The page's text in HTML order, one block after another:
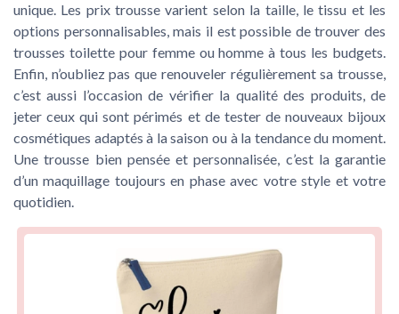
unique. Les prix trousse varient selon la taille, le tissu et les
options personnalisables, mais il est possible de trouver des
trousses toilette pour femme ou homme à tous les budgets.
Enfin, n’oubliez pas que renouveler régulièrement sa trousse,
c’est aussi l’occasion de vérifier la qualité des produits, de
jeter ceux qui sont périmés et de tester de nouveaux bijoux
cosmétiques adaptés à la saison ou à la tendance du moment.
Une trousse bien pensée et personnalisée, c’est la garantie
d’un maquillage toujours en phase avec votre style et votre
quotidien.